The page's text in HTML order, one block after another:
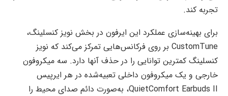
تجربه کند.
برای بهینه‌سازی عملکرد این ایرفون در بخش نویز کنسلینگ،
CustomTune بر روی فرکانس‌هایی تمرکز می‌کند که نویز
کنسلینگ کمترین توانایی را در حذف آنها دارد. سه میکروفون
خارجی و یک میکروفون داخلی تعبیه‌شده در هر ایرپیس
QuietComfort Earbuds II، به‌صورت دائم صدای محیط را